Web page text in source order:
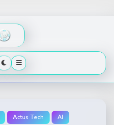
Actus Tech AI